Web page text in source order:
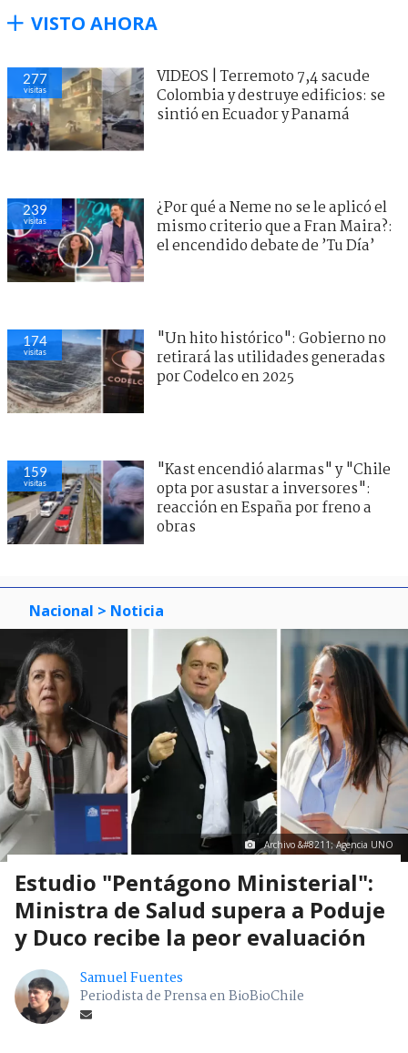
VISTO AHORA
277
visitas
VIDEOS | Terremoto 7,4 sacude
Colombia y destruye edificios: se
sintió en Ecuador y Panamá
239
visitas
¿Por qué a Neme no se le aplicó el
mismo criterio que a Fran Maira?:
el encendido debate de ’Tu Día’
174
visitas
"Un hito histórico": Gobierno no
retirará las utilidades generadas
por Codelco en 2025
159
visitas
"Kast encendió alarmas" y "Chile
opta por asustar a inversores":
reacción en España por freno a
obras
Nacional > Noticia
Archivo &#8211; Agencia UNO
Estudio "Pentágono Ministerial":
Ministra de Salud supera a Poduje
y Duco recibe la peor evaluación
Samuel Fuentes
Periodista de Prensa en BioBioChile